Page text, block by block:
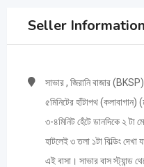
Seller Information
সাভার , জিরানি বাজার
৫মিনিটের হাঁটাপথ (কলাবাগান)
৩-৪মিনিট হেঁটে ডানদিকে ২ টা
হাটলেই ৩ তলা ১টা বিল্ডিং
এই বাসা। সাভার বাস স্ট্যান্ড